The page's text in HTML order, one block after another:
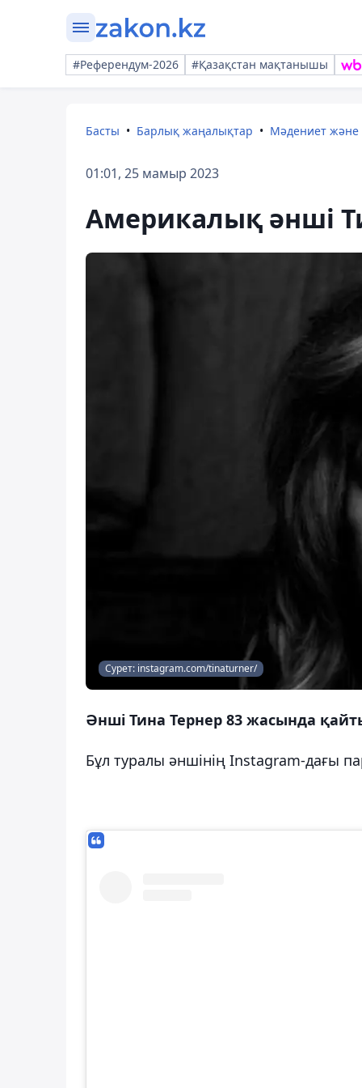
#Референдум-2026 #Қазақстан мақтанышы
Басты Барлық жаңалықтар Мәдениет
01:01, 25 мамыр 2023
Америкалық әнші
Сурет: instagram.com/tinaturner/
Әнші Тина Тернер 83 жасында
Бұл туралы әншінің Instagram-дағы